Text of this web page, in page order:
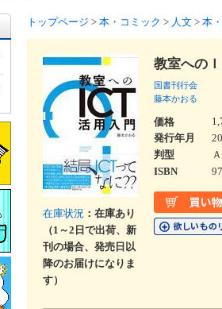
トップページ > 本・コミック > 人文 > 本
在庫状況 ：在庫あり
（1～2日で出荷、新
刊の場合、発売日以
降のお届けになりま
す）
教室への
国書刊行会
藤本かおる
価格
発行年月
判型
ISBN